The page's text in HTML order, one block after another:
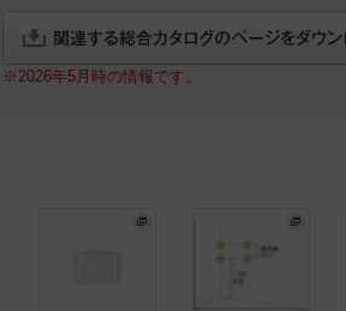
※2026年5月時の情報です。